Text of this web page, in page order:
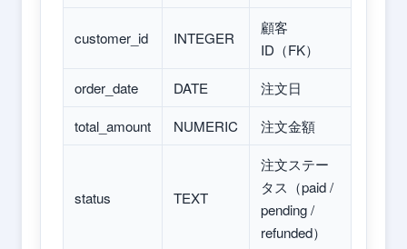
customer_id INTEGER
顧客
ID（FK）
order_date
DATE
注文日
total_amount
NUMERIC 注文金額
status TEXT
注文ステー
タス（paid /
pending /
refunded）